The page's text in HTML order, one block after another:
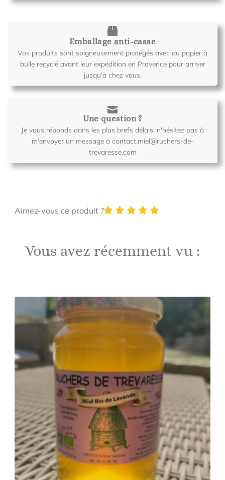
Emballage anti-casse
Vos produits sont soigneusement protégés avec du papier à
bulle recyclé avant leur expédition en Provence pour arriver
jusqu'à chez vous.
Une question ?
Je vous réponds dans les plus brefs délais, n'hésitez pas à
m'envoyer un message à contact.miel@ruchers-de-
trevaresse.com
Aimez-vous ce produit ?    Noté
Vous avez récemment vu :